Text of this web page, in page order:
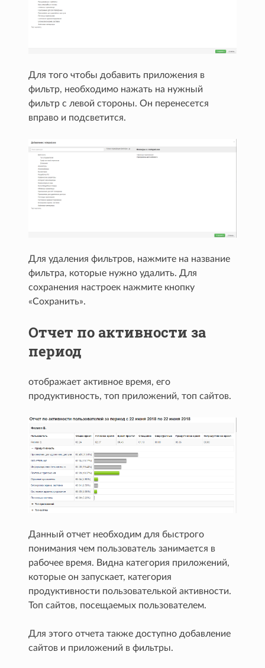
Для того чтобы добавить приложения в
фильтр, необходимо нажать на нужный
фильтр с левой стороны. Он перенесется
вправо и подсветится.
Для удаления фильтров, нажмите на название
фильтра, которые нужно удалить. Для
сохранения настроек нажмите кнопку
«Сохранить».
Отчет по активности за
период
отображает активное время, его
продуктивность, топ приложений, топ сайтов.
Данный отчет необходим для быстрого
понимания чем пользователь занимается в
рабочее время. Видна категория приложений,
которые он запускает, категория
продуктивности пользователькой активности.
Топ сайтов, посещаемых пользователем.
Для этого отчета также доступно добавление
сайтов и приложений в фильтры.